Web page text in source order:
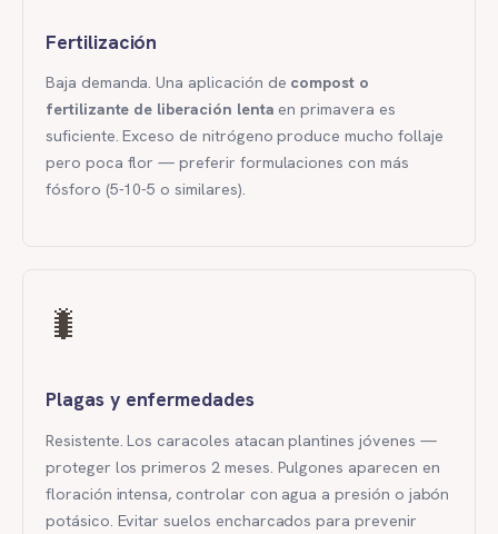
Fertilización
Baja demanda. Una aplicación de compost o
fertilizante de liberación lenta en primavera es
suficiente. Exceso de nitrógeno produce mucho follaje
pero poca flor — preferir formulaciones con más
fósforo (5-10-5 o similares).
🐛
Plagas y enfermedades
Resistente. Los caracoles atacan plantines jóvenes —
proteger los primeros 2 meses. Pulgones aparecen en
floración intensa, controlar con agua a presión o jabón
potásico. Evitar suelos encharcados para prevenir